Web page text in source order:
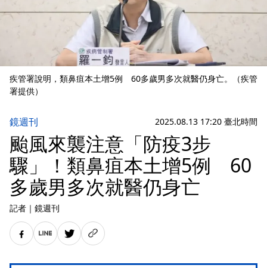
疾管署說明，類鼻疽本土增5例 60多歲男多次就醫仍身亡。（疾管
署提供）
鏡週刊 2025.08.13 17:20 臺北時間
颱風來襲注意「防疫3步
驟」！類鼻疽本土增5例 60
多歲男多次就醫仍身亡
記者 ｜ 鏡週刊